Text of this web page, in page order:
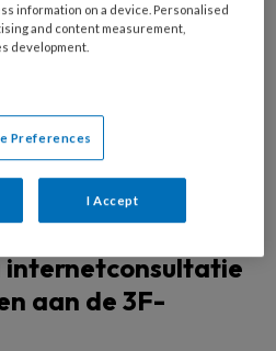
internetconsultatie
aan de 3F-
information on a device. Personalised
and content measurement,
development.
Preferences
I Accept